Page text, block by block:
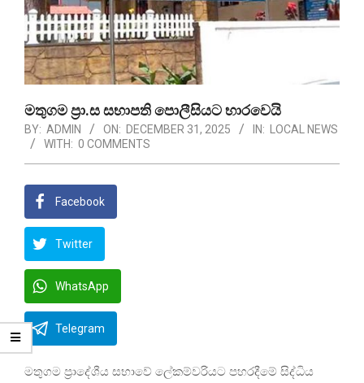
මතුගම ප්‍රා.ස සභාපති පොලීසියට භාරවෙයි
BY: ADMIN ON: DECEMBER 31, 2025 IN:
LOCAL NEWS
WITH: 0 COMMENTS
Facebook
Twitter
WhatsApp
Telegram
මතුගම ප්‍රාදේශීය සභාවේ ලේකම්වරියට පහරදීමේ සිද්ධිය